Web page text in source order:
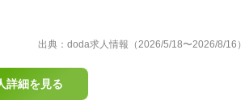
出典：doda求人情報（2026/5/18〜2026/8/16
詳細を見る